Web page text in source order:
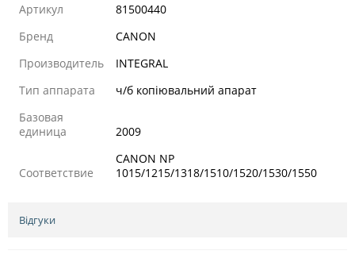
Артикул
81500440
Бренд
CANON
Производитель
INTEGRAL
Тип аппарата
ч/б копіювальний апарат
Базовая
единица
2009
Соответствие
CANON NP
1015/1215/1318/1510/1520/1530/1550
Відгуки